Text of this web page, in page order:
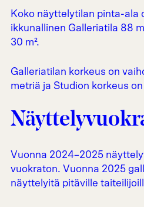
Koko näyttelytilan pinta-ala
ikkunallinen Galleriatila 88
30 m².
Galleriatilan korkeus on
metriä ja Studion korkeus
Vuonna 2024–2025
vuokraton. Vuonna 2025
näyttelyitä pitäville